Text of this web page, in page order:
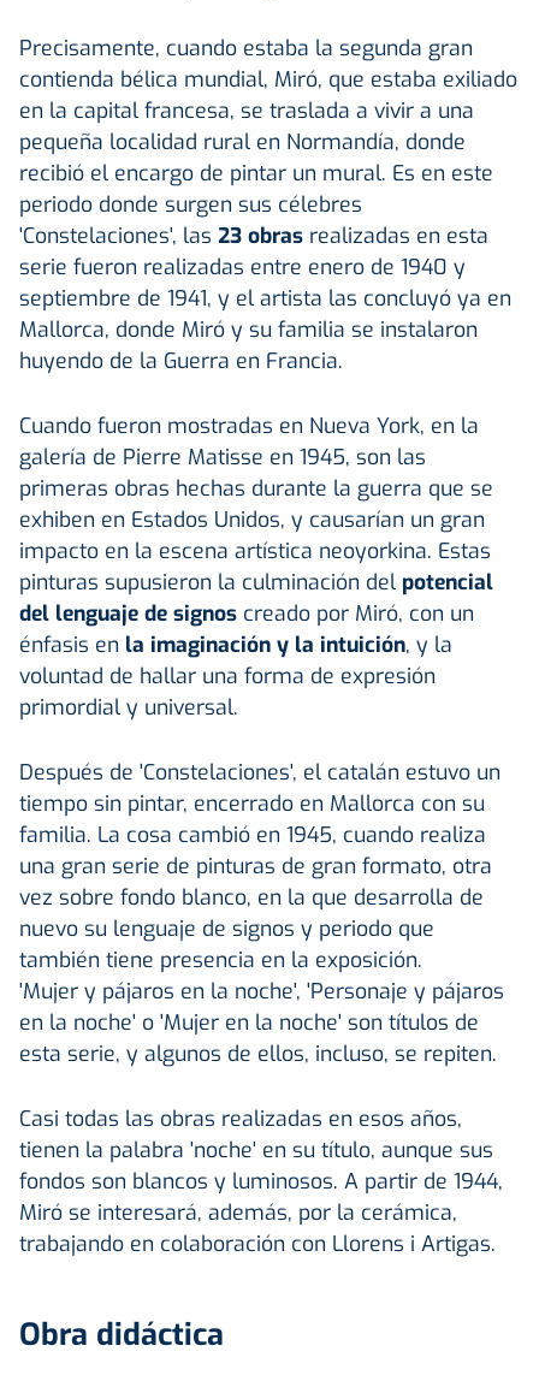
Precisamente, cuando estaba la segunda gran
contienda bélica mundial, Miró, que estaba exiliado
en la capital francesa, se traslada a vivir a una
pequeña localidad rural en Normandía, donde
recibió el encargo de pintar un mural. Es en este
periodo donde surgen sus célebres
'Constelaciones', las 23 obras realizadas en esta
serie fueron realizadas entre enero de 1940 y
septiembre de 1941, y el artista las concluyó ya en
Mallorca, donde Miró y su familia se instalaron
huyendo de la Guerra en Francia.
Cuando fueron mostradas en Nueva York, en la
galería de Pierre Matisse en 1945, son las
primeras obras hechas durante la guerra que se
exhiben en Estados Unidos, y causarían un gran
impacto en la escena artística neoyorkina. Estas
pinturas supusieron la culminación del potencial
del lenguaje de signos creado por Miró, con un
énfasis en la imaginación y la intuición, y la
voluntad de hallar una forma de expresión
primordial y universal.
Después de 'Constelaciones', el catalán estuvo un
tiempo sin pintar, encerrado en Mallorca con su
familia. La cosa cambió en 1945, cuando realiza
una gran serie de pinturas de gran formato, otra
vez sobre fondo blanco, en la que desarrolla de
nuevo su lenguaje de signos y periodo que
también tiene presencia en la exposición.
'Mujer y pájaros en la noche', 'Personaje y pájaros
en la noche' o 'Mujer en la noche' son títulos de
esta serie, y algunos de ellos, incluso, se repiten.
Casi todas las obras realizadas en esos años,
tienen la palabra 'noche' en su título, aunque sus
fondos son blancos y luminosos. A partir de 1944,
Miró se interesará, además, por la cerámica,
trabajando en colaboración con Llorens i Artigas.
Obra didáctica